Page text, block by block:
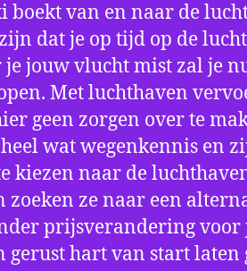
boekt van en naar de
dat je op tijd op de
jouw vlucht mist zal je
Met luchthaven
geen zorgen over te
wat wegenkennis en
kiezen naar de
ze naar een
prijsverandering voor
gerust hart van start laten